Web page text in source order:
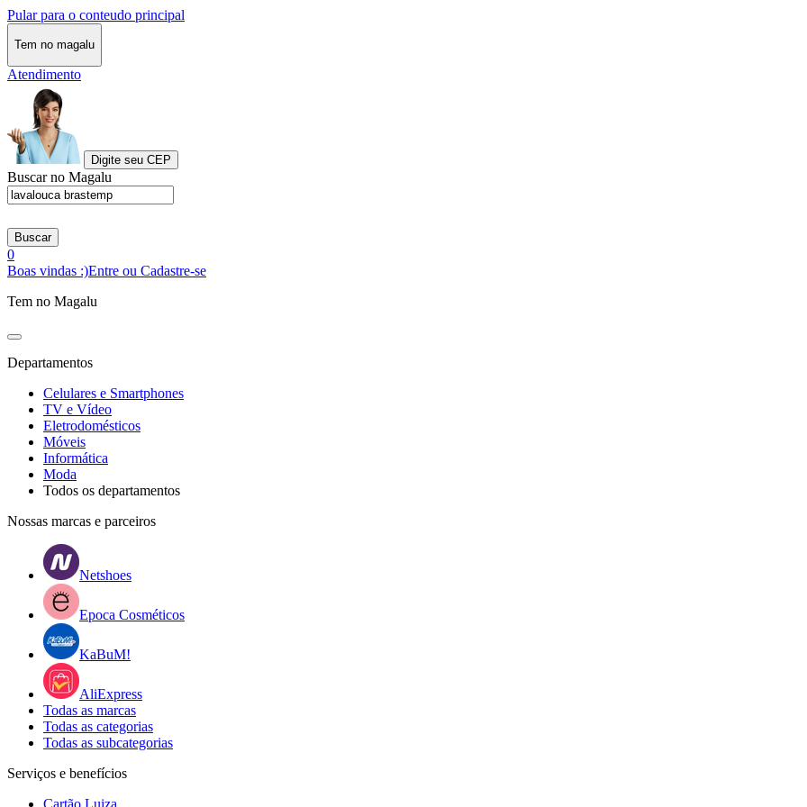
Pular para o conteudo principal
Tem no magalu
Atendimento
Digite seu CEP
Buscar no Magalu
Buscar
0
Boas vindas :)Entre ou Cadastre-se
Tem no Magalu
Departamentos
Celulares e Smartphones
TV e Vídeo
Eletrodomésticos
Móveis
Informática
Moda
Todos os departamentos
Nossas marcas e parceiros
Netshoes
Epoca Cosméticos
KaBuM!
AliExpress
Todas as marcas
Todas as categorias
Todas as subcategorias
Serviços e benefícios
Cartão Luiza